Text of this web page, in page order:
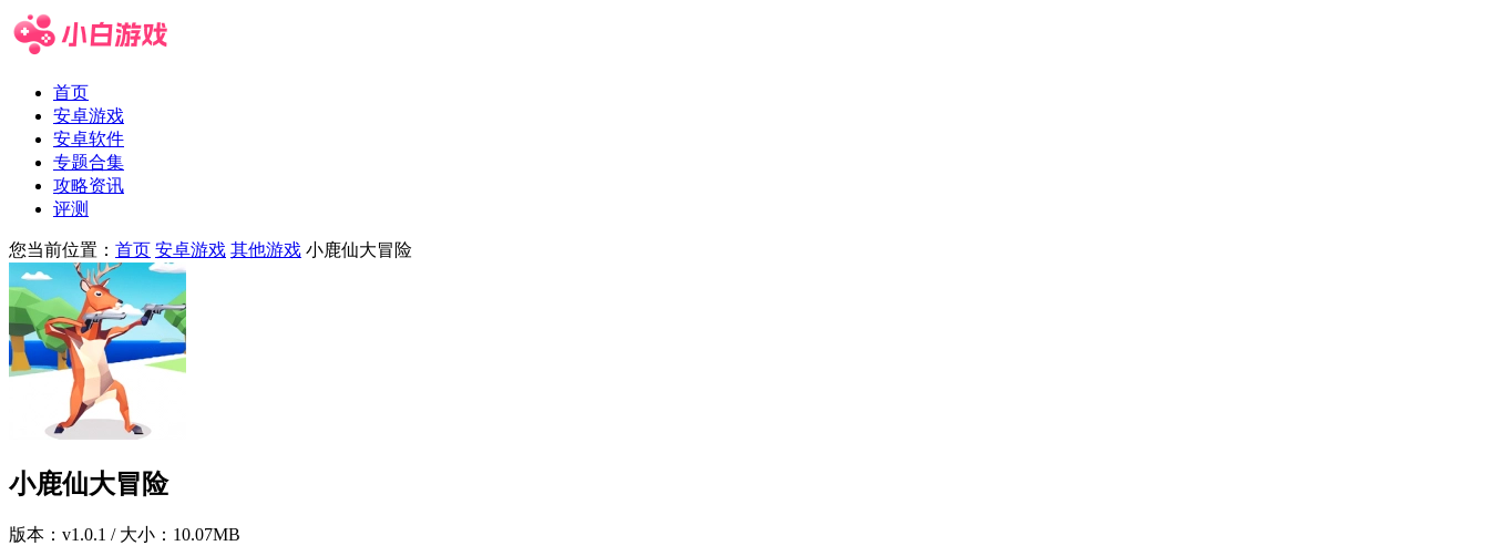
首页
安卓游戏
安卓软件
专题合集
攻略资讯
评测
您当前位置： 首页 安卓游戏 其他游戏 小鹿仙大冒险
小鹿仙大冒险
版本： v1.0.1 / 大小：10.07MB